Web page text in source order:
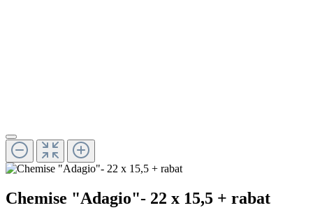
Chemise "Adagio"- 22 x 15,5 + rabat